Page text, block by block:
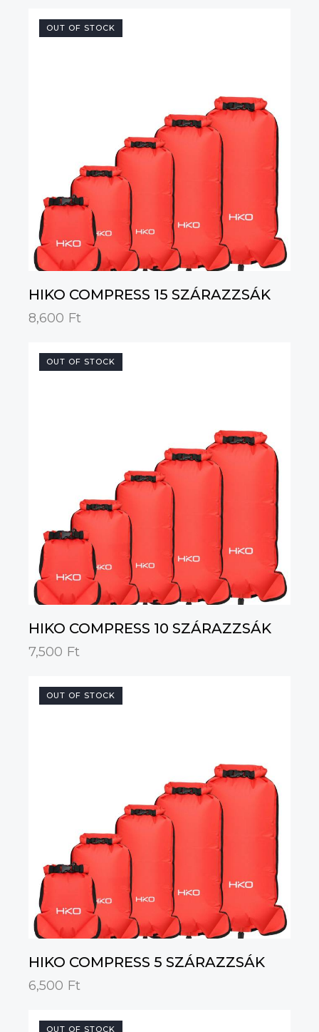
OUT OF STOCK
HIKO COMPRESS 15 SZÁRAZZSÁK
8,600 Ft
OUT OF STOCK
HIKO COMPRESS 10 SZÁRAZZSÁK
7,500 Ft
OUT OF STOCK
HIKO COMPRESS 5 SZÁRAZZSÁK
6,500 Ft
OUT OF STOCK